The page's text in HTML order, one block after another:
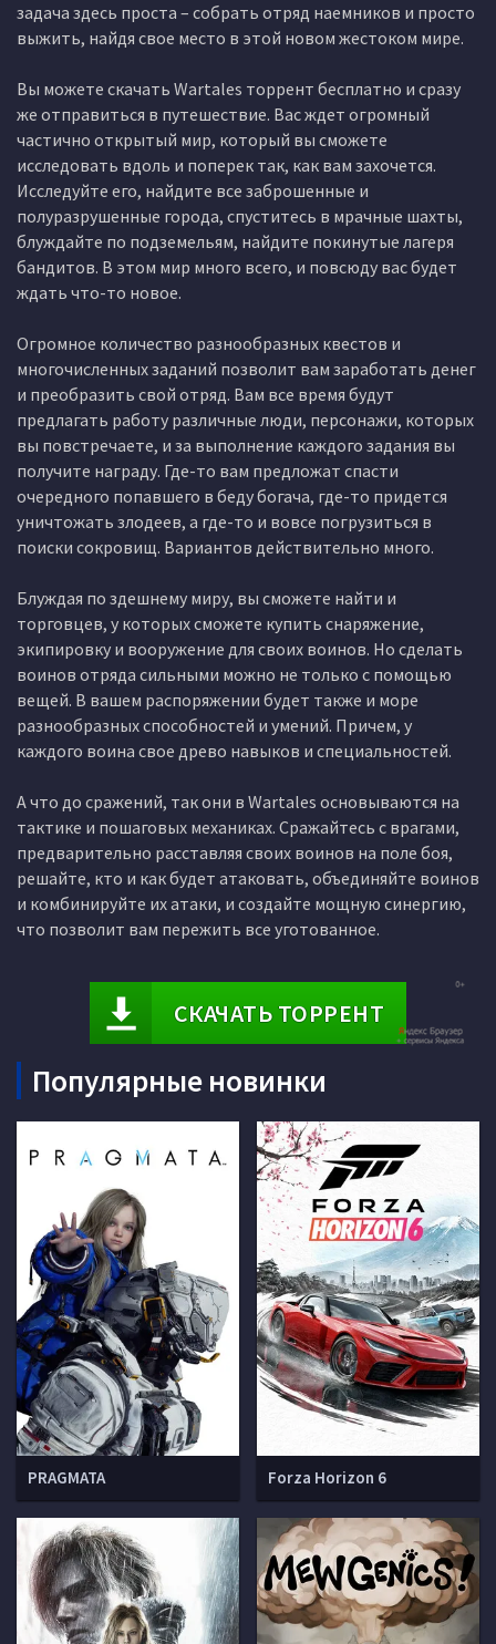
задача здесь проста – собрать отряд наемников и просто
выжить, найдя свое место в этой новом жестоком мире.
Вы можете скачать Wartales торрент бесплатно и сразу
же отправиться в путешествие. Вас ждет огромный
частично открытый мир, который вы сможете
исследовать вдоль и поперек так, как вам захочется.
Исследуйте его, найдите все заброшенные и
полуразрушенные города, спуститесь в мрачные шахты,
блуждайте по подземельям, найдите покинутые лагеря
бандитов. В этом мир много всего, и повсюду вас будет
ждать что-то новое.
Огромное количество разнообразных квестов и
многочисленных заданий позволит вам заработать денег
и преобразить свой отряд. Вам все время будут
предлагать работу различные люди, персонажи, которых
вы повстречаете, и за выполнение каждого задания вы
получите награду. Где-то вам предложат спасти
очередного попавшего в беду богача, где-то придется
уничтожать злодеев, а где-то и вовсе погрузиться в
поиски сокровищ. Вариантов действительно много.
Блуждая по здешнему миру, вы сможете найти и
торговцев, у которых сможете купить снаряжение,
экипировку и вооружение для своих воинов. Но сделать
воинов отряда сильными можно не только с помощью
вещей. В вашем распоряжении будет также и море
разнообразных способностей и умений. Причем, у
каждого воина свое древо навыков и специальностей.
А что до сражений, так они в Wartales основываются на
тактике и пошаговых механиках. Сражайтесь с врагами,
предварительно расставляя своих воинов на поле боя,
решайте, кто и как будет атаковать, объединяйте воинов
и комбинируйте их атаки, и создайте мощную синергию,
что позволит вам пережить все уготованное.
СКАЧАТЬ ТОРРЕНТ
Популярные новинки
PRAGMATA Forza Horizon 6